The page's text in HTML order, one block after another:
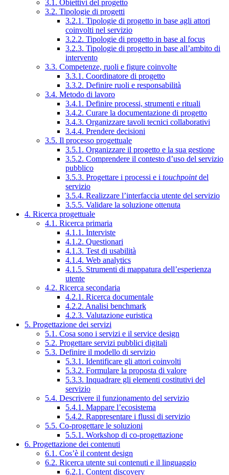
3.1. Obiettivi del progetto
3.2. Tipologie di progetti
3.2.1. Tipologie di progetto in base agli attori
coinvolti nel servizio
3.2.2. Tipologie di progetto in base al focus
3.2.3. Tipologie di progetto in base all’ambito di
intervento
3.3. Competenze, ruoli e figure coinvolte
3.3.1. Coordinatore di progetto
3.3.2. Definire ruoli e responsabilità
3.4. Metodo di lavoro
3.4.1. Definire processi, strumenti e rituali
3.4.2. Curare la documentazione di progetto
3.4.3. Organizzare tavoli tecnici collaborativi
3.4.4. Prendere decisioni
3.5. Il processo progettuale
3.5.1. Organizzare il progetto e la sua gestione
3.5.2. Comprendere il contesto d’uso del servizio
pubblico
3.5.3. Progettare i processi e i touchpointdel
servizio
3.5.4. Realizzare l’interfaccia utente del servizio
3.5.5. Validare la soluzione ottenuta
4. Ricerca progettuale
4.1. Ricerca primaria
4.1.1. Interviste
4.1.2. Questionari
4.1.3. Test di usabilità
4.1.4. Web analytics
4.1.5. Strumenti di mappatura dell’esperienza
utente
4.2. Ricerca secondaria
4.2.1. Ricerca documentale
4.2.2. Analisi benchmark
4.2.3. Valutazione euristica
5. Progettazione dei servizi
5.1. Cosa sono i servizi e il service design
5.2. Progettare servizi pubblici digitali
5.3. Definire il modello di servizio
5.3.1. Identificare gli attori coinvolti
5.3.2. Formulare la proposta di valore
5.3.3. Inquadrare gli elementi costitutivi del
servizio
5.4. Descrivere il funzionamento del servizio
5.4.1. Mappare l’ecosistema
5.4.2. Rappresentare i flussi di servizio
5.5. Co-progettare le soluzioni
5.5.1. Workshop di co-progettazione
6. Progettazione dei contenuti
6.1. Cos’è il content design
6.2. Ricerca utente sui contenuti e il linguaggio
6.2.1. Content discovery